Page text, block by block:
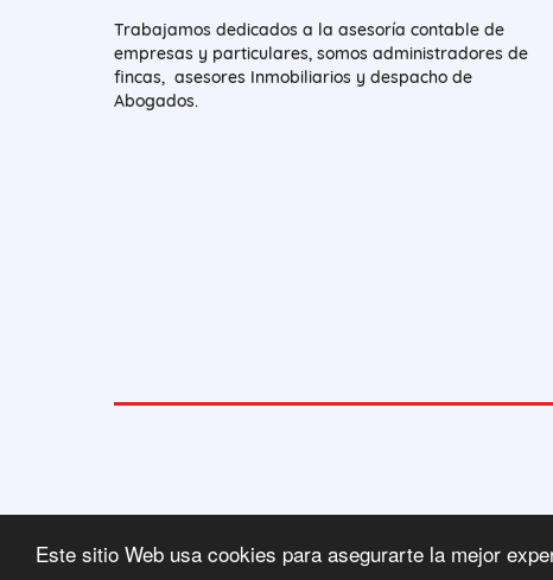
Este sitio Web usa cookies para asegurarte la mejor
Trabajamos dedicados a la asesoría contable de
empresas y particulares, somos administradores de
fincas, asesores Inmobiliarios y despacho de
Abogados.